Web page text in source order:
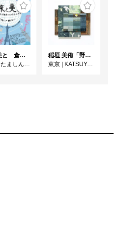
旅と美と 倉田三郎と美術家たちが出会った異国
たましん美術館
稲垣 美侑「野辺」
東京
KATSUYA SUSUKI GALLERY